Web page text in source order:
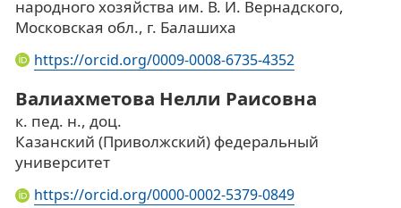
народного хозяйства им. В. И. Вернадского,
Московская обл., г. Балашиха
https://orcid.org/0009-0008-6735-4352
Валиахметова Нелли Раисовна
к. пед. н., доц.
Казанский (Приволжский) федеральный
университет
https://orcid.org/0000-0002-5379-0849